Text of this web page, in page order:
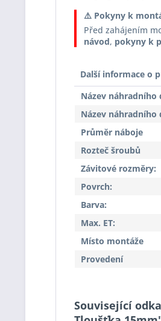
⚠️ Pokyny k
Před zahájením
návod, pokyny k
Další informace o
Název náhradního
Název náhradního
Průměr náboje
Rozteč šroubů
Závitové rozměry:
Povrch:
Barva:
Max. ET:
Místo montáže
Provedení
Související